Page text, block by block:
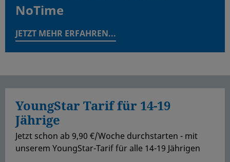
NoTime
JETZT MEHR ERFAHREN...
YoungStar Tarif für 14-19
Jährige
Jetzt schon ab 9,90 €/Woche durchstarten - mit
unserem YoungStar-Tarif für alle 14-19 Jährigen